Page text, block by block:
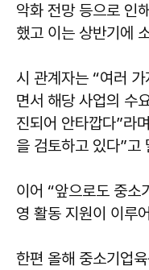
악화 전망 등으로 인
했고 이는 상반기에
시 관계자는 “여러
면서 해당 사업의 수
진되어 안타깝다”라
을 검토하고 있다”고
이어 “앞으로도 중소
영 활동 지원이 이루
한편 올해 중소기업